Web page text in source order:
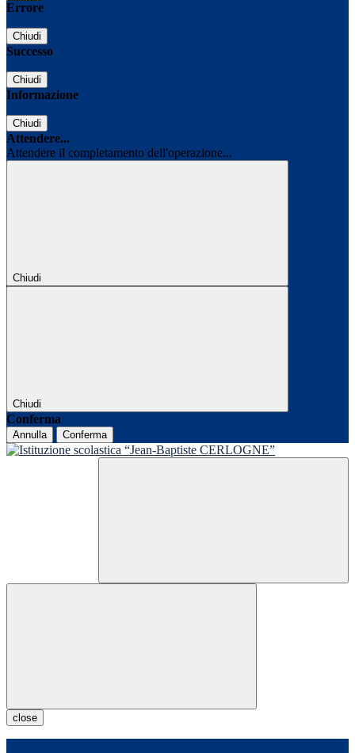
Errore
Chiudi
Successo
Chiudi
Informazione
Chiudi
Attendere...
Attendere il completamento dell'operazione...
Chiudi
Chiudi
Conferma
Annulla Conferma
close